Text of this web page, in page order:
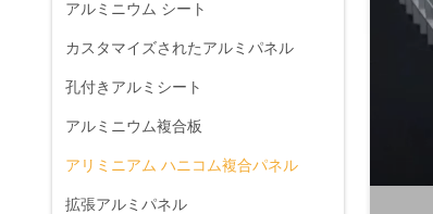
アルミニウム シート
カスタマイズされたアルミパネル
孔付きアルミシート
アルミニウム複合板
アリミニアム ハニコム複合パネル
拡張アルミパネル